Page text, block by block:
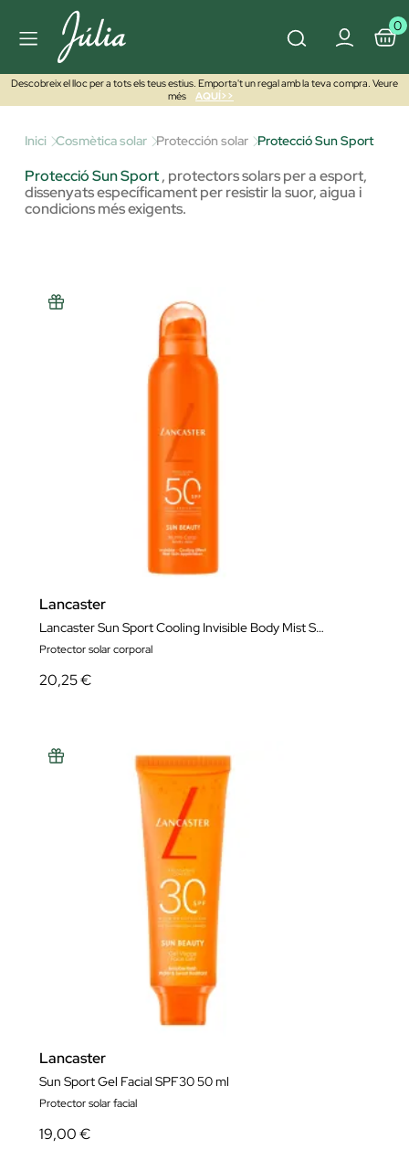
0
Descobreix el lloc per a tots els teus estius. Emporta't un regal amb la teva compra. Veure
més
AQUÍ>>
Inici Cosmètica solar Protección solar Protecció Sun Sport
Protecció Sun Sport, protectors solars per a esport,
dissenyats específicament per resistir la suor, aigua i
condicions més exigents.
Lancaster
Lancaster Sun Sport Cooling Invisible Body Mist SPF 200 ml
Protector solar corporal
20,25 €
Lancaster
Sun Sport Gel Facial SPF30 50 ml
Protector solar facial
19,00 €